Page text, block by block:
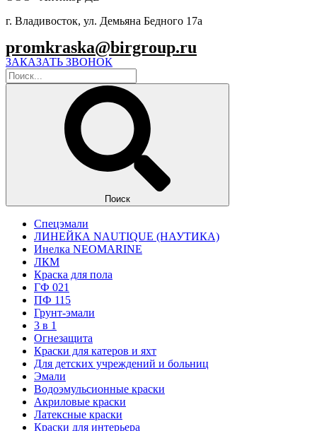
г. Владивосток, ул. Демьяна Бедного 17а
promkraska@birgroup.ru
ЗАКАЗАТЬ ЗВОНОК
Поиск
Спецэмали
ЛИНЕЙКА NAUTIQUE (НАУТИКА)
Инелка NEOMARINE
ЛКМ
Краска для пола
ГФ 021
ПФ 115
Грунт-эмали
3 в 1
Огнезащита
Краски для катеров и яхт
Для детских учреждений и больниц
Эмали
Водоэмульсионные краски
Акриловые краски
Латексные краски
Краски для интерьера